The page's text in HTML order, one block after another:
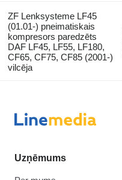
ZF Lenksysteme LF45
(01.01-) pneimatiskais
kompresors paredzēts
DAF LF45, LF55, LF180,
CF65, CF75, CF85 (2001-)
vilcēja
Uzņēmums